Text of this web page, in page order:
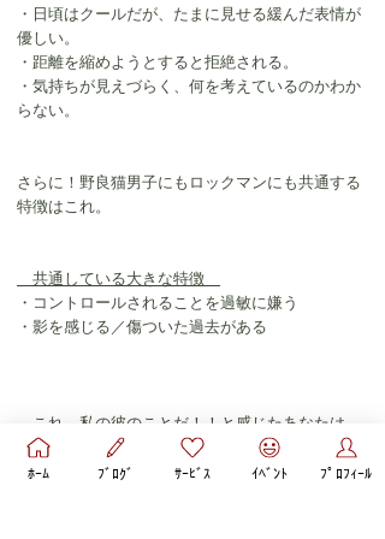
・日頃はクールだが、たまに見せる緩んだ表情が
優しい。
・距離を縮めようとすると拒絶される。
・気持ちが見えづらく、何を考えているのかわか
らない。
さらに！野良猫男子にもロックマンにも共通する
特徴はこれ。
共通している大きな特徴
・コントロールされることを過敏に嫌う
・影を感じる／傷ついた過去がある
…これ、私の彼のことだ！！と感じたあなたは、
毎月10日に開催する、野良猫ロックマン攻略会へ
ﾎｰﾑ ﾌﾞﾛｸﾞ ｻｰﾋﾞｽ ｲﾍﾞﾝﾄ ﾌﾟﾛﾌｨｰﾙ